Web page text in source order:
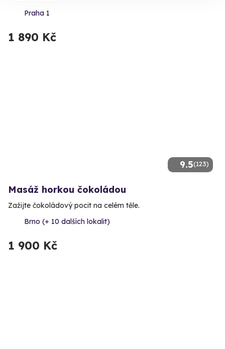
Praha 1
1 890 Kč
9.5(123)
Masáž horkou čokoládou
Zažijte čokoládový pocit na celém těle.
Brno (+ 10 dalších lokalit)
1 900 Kč